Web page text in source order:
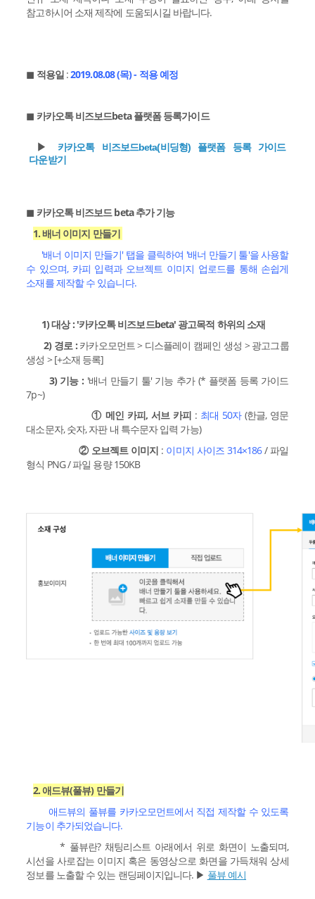
참고하시어 소재 제작에 도움되시길 바랍니다.
◼︎ 적용일:2019.08.08 (목) - 적용 예정
◼︎ 카카오톡 비즈보드beta 플랫폼 등록가이드
▶︎ 카카오톡 비즈보드beta(비딩형) 플랫폼 등록 가이드
다운받기
◼︎ 카카오톡 비즈보드 beta 추가 기능
1. 배너 이미지 만들기
'배너 이미지 만들기' 탭을 클릭하여 '배너 만들기 툴'을 사용할
수 있으며, 카피 입력과 오브젝트 이미지 업로드를 통해 손쉽게
소재를 제작할 수 있습니다.
1) 대상 : '카카오톡 비즈보드beta' 광고목적 하위의 소재
2) 경로 :카카오모먼트 > 디스플레이 캠페인 생성 > 광고그룹
생성 > [+소재 등록]
3) 기능 : '배너 만들기 툴' 기능 추가 (* 플랫폼 등록 가이드
7p~)
① 메인 카피, 서브 카피 : 최대 50자(한글, 영문
대소문자, 숫자, 자판 내 특수문자 입력 가능)
② 오브젝트 이미지 : 이미지 사이즈 314×186/ 파일
형식 PNG / 파일 용량 150KB
2. 애드뷰(풀뷰) 만들기
애드뷰의 풀뷰를 카카오모먼트에서 직접 제작할 수 있도록
기능이 추가되었습니다.
* 풀뷰란? 채팅리스트 아래에서 위로 화면이 노출되며,
시선을 사로잡는 이미지 혹은 동영상으로 화면을 가득채워 상세
정보를 노출할 수 있는 랜딩페이지입니다. ▶︎ 풀뷰 예시